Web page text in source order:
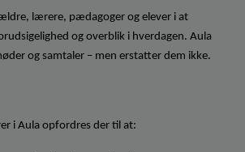
lærere, pædagoger og elever i at
og overblik i hverdagen. Aula
og samtaler – men erstatter dem ikke.
i Aula opfordres der til at: